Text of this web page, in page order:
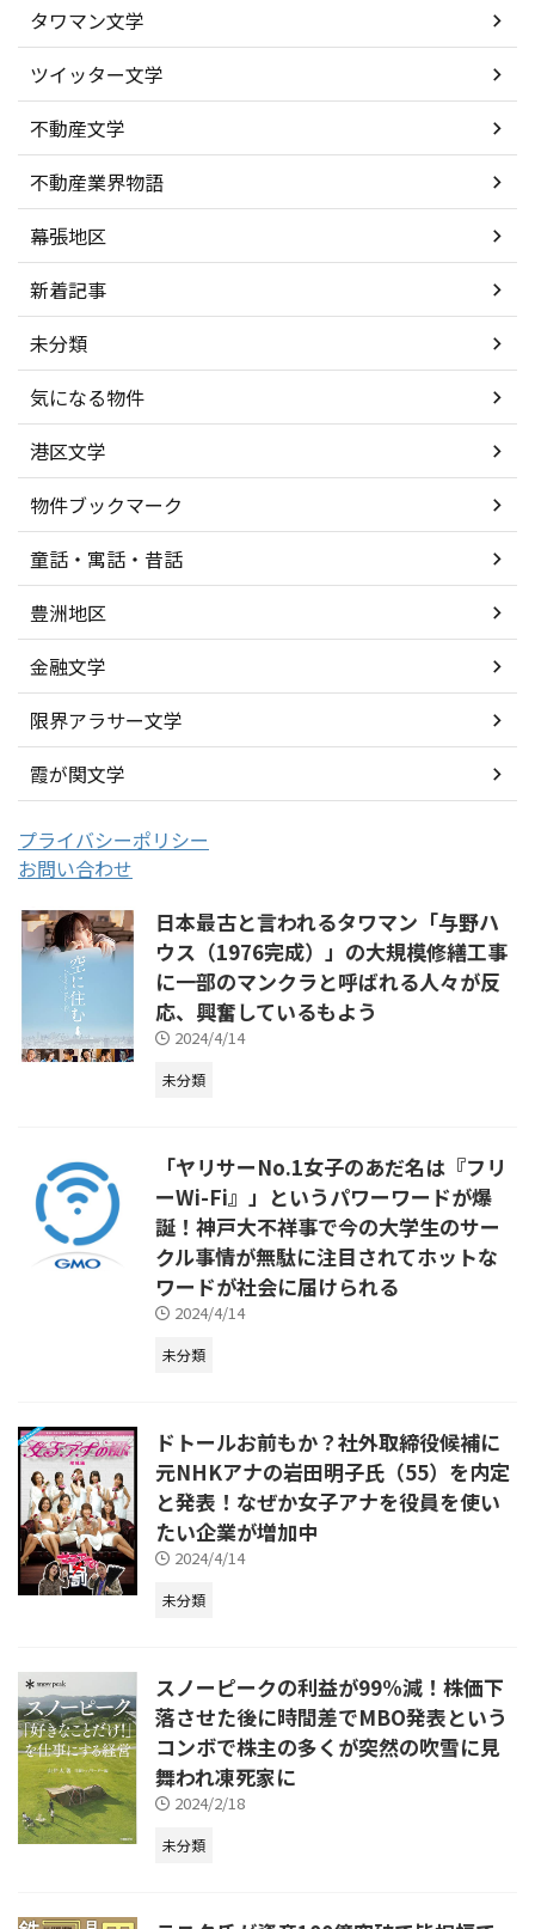
タワマン文学
ツイッター文学
不動産文学
不動産業界物語
幕張地区
新着記事
未分類
気になる物件
港区文学
物件ブックマーク
童話・寓話・昔話
豊洲地区
金融文学
限界アラサー文学
霞が関文学
プライバシーポリシー
お問い合わせ
日本最古と言われるタワマン「与野ハ
ウス（1976完成）」の大規模修繕工事
に一部のマンクラと呼ばれる人々が反
応、興奮しているもよう
2024/4/14
未分類
「ヤリサーNo.1女子のあだ名は『フリ
ーWi-Fi』」というパワーワードが爆
誕！神戸大不祥事で今の大学生のサー
クル事情が無駄に注目されてホットな
ワードが社会に届けられる
2024/4/14
未分類
ドトールお前もか？社外取締役候補に
元NHKアナの岩田明子氏（55）を内定
と発表！なぜか女子アナを役員を使い
たい企業が増加中
2024/4/14
未分類
スノーピークの利益が99%減！株価下
落させた後に時間差でMBO発表という
コンボで株主の多くが突然の吹雪に見
舞われ凍死家に
2024/2/18
未分類